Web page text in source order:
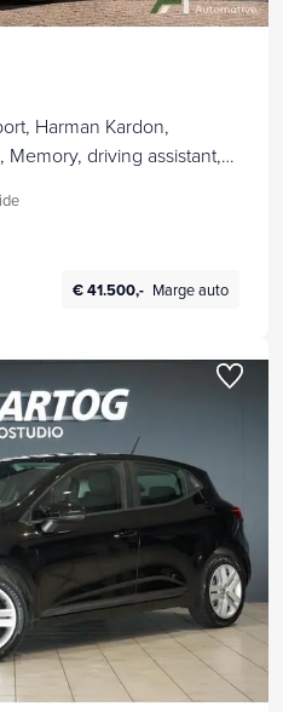
Harman Kardon,
driving assistant,
€ 41.500,- Marge auto